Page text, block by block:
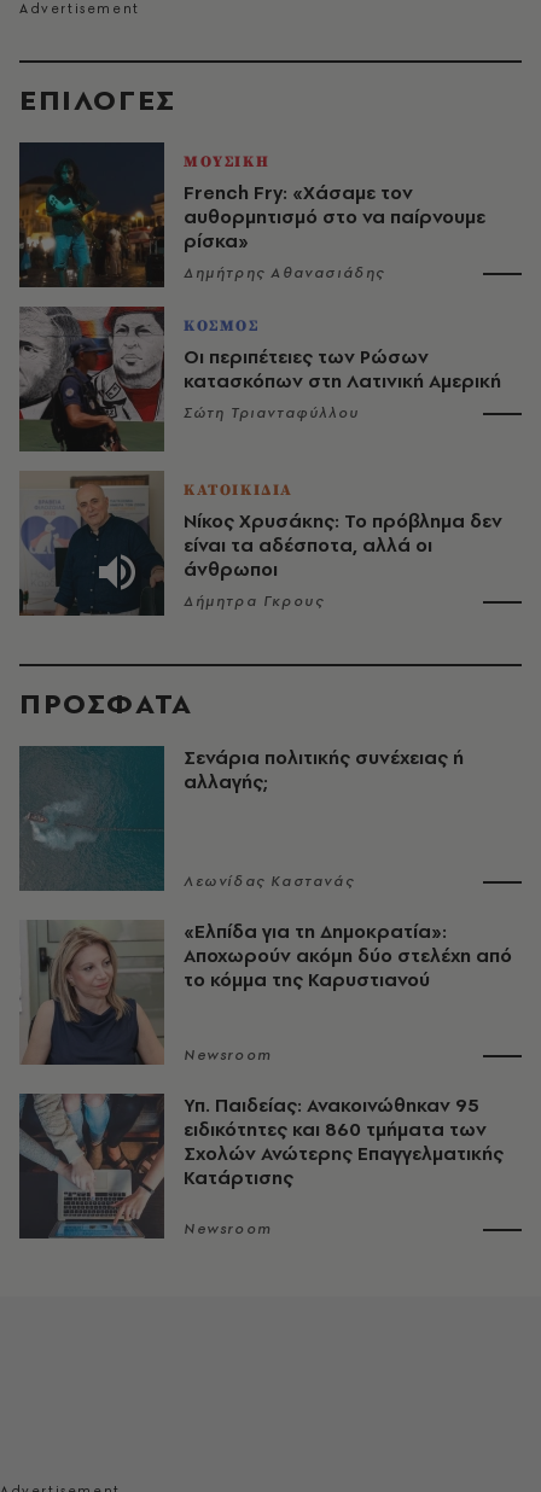
EΠΙΛΟΓΈΣ
ΜΟΥΣΙΚΗ
French Fry: «Χάσαμε τον
αυθορμητισμό στο να παίρνουμε
ρίσκα»
Δημήτρης Αθανασιάδης
ΚΟΣΜΟΣ
Οι περιπέτειες των Ρώσων
κατασκόπων στη Λατινική Αμερική
Σώτη Τριανταφύλλου
ΚΑΤΟΙΚΙΔΙΑ
Νίκος Χρυσάκης: Το πρόβλημα δεν
είναι τα αδέσποτα, αλλά οι
άνθρωποι
Δήμητρα Γκρους
ΠΡΟΣΦΑΤΑ
Σενάρια πολιτικής συνέχειας ή
αλλαγής;
Λεωνίδας Καστανάς
«Ελπίδα για τη Δημοκρατία»:
Αποχωρούν ακόμη δύο στελέχη από
το κόμμα της Καρυστιανού
Newsroom
Υπ. Παιδείας: Ανακοινώθηκαν 95
ειδικότητες και 860 τμήματα των
Σχολών Ανώτερης Επαγγελματικής
Κατάρτισης
Newsroom